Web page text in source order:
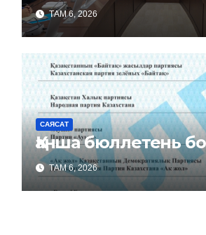
ТАМ 6, 2026
САЯСАТ
Қанша бюллетень
ТАМ 6, 2026